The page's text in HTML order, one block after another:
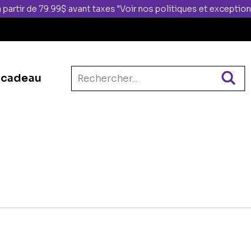
partir de 79.99$ avant taxes "Voir nos politiques et